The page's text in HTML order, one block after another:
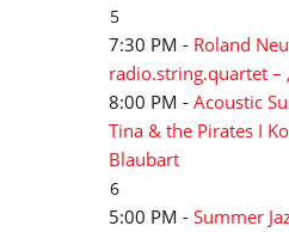
5
7:30 PM - Roland
radio.string.quartet –
8:00 PM - Acoustic
Tina & the Pirates I
Blaubart
6
5:00 PM - Summer